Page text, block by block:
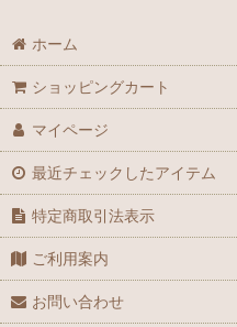
ホーム
ショッピングカート
マイページ
最近チェックしたアイテム
特定商取引法表示
ご利用案内
お問い合わせ